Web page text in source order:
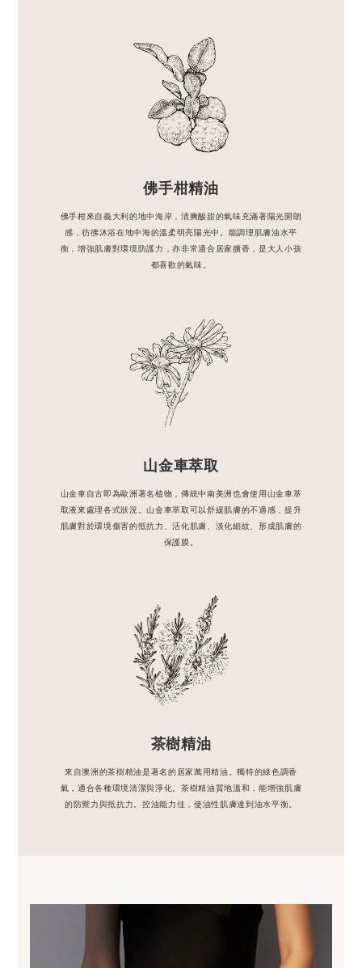
佛手柑精油
佛手柑來自義大利的地中海岸，清爽酸甜的氣味充滿著陽光開朗
感，彷彿沐浴在地中海的溫柔明亮陽光中。能調理肌膚油水平
衡，增強肌膚對環境防護力，亦非常適合居家擴香，是大人小孩
都喜歡的氣味。
山金車萃取
山金車自古即為歐洲著名植物，傳統中南美洲也會使用山金車萃
取液來處理各式狀況。山金車萃取可以舒緩肌膚的不適感，提升
肌膚對於環境傷害的抵抗力、活化肌膚、淡化細紋、形成肌膚的
保護膜。
茶樹精油
來自澳洲的茶樹精油是著名的居家萬用精油。獨特的綠色調香
氣，適合各種環境清潔與淨化。茶樹精油質地溫和，能增強肌膚
的防禦力與抵抗力。控油能力佳，使油性肌膚達到油水平衡。